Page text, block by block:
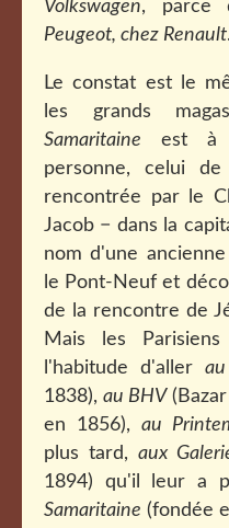
Volkswagen, parce
Peugeot, chez Renault
Le constat est le
les grands
Samaritaine est à
personne, celui
rencontrée par le
Jacob − dans la
nom d'une
le Pont-Neuf et
de la rencontre de
Mais les
l'habitude d'aller
1838),au BHV
en 1856), au
plus tard, aux
1894) qu'il leur a
Samaritaine (fondée